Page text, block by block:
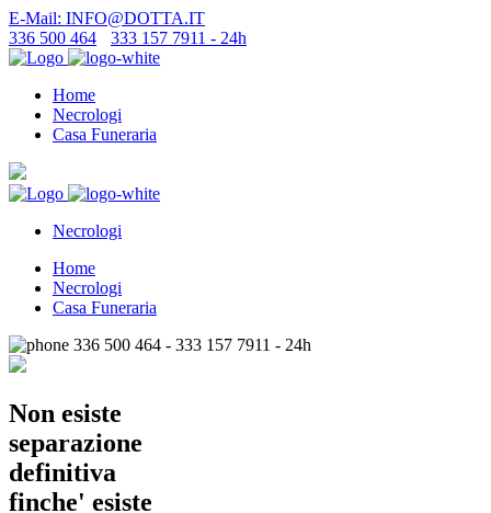
E-Mail: INFO@DOTTA.IT
336 500 464
333 157 7911 - 24h
Home
Necrologi
Casa Funeraria
Necrologi
Home
Necrologi
Casa Funeraria
336 500 464 - 333 157 7911 - 24h
Non esiste
separazione
definitiva
finche' esiste